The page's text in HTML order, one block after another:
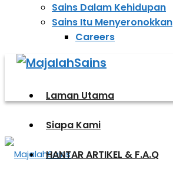
Sains Dalam Kehidupan
Sains Itu Menyeronokkan
Careers
Laman Utama
Siapa Kami
HANTAR ARTIKEL & F.A.Q